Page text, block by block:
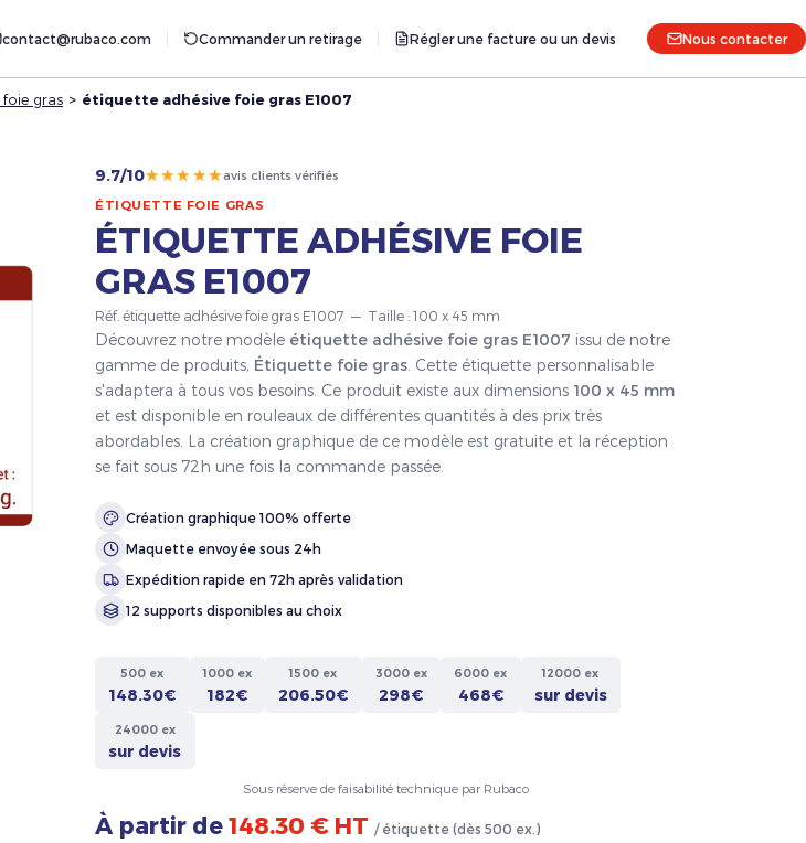
contact@rubaco.com Commander un retirage Régler une facture ou un devis Nous contacter
gras > étiquette adhésive foie gras E1007
9.7/10★★★★★avis clients vérifiés
ÉTIQUETTE FOIE GRAS
ÉTIQUETTE ADHÉSIVE FOIE
GRAS E1007
Réf. étiquette adhésive foie gras E1007 — Taille : 100 x 45 mm
Découvrez notre modèle étiquette adhésive foie gras E1007 issu de notre
gamme de produits, Étiquette foie gras . Cette étiquette personnalisable
s'adaptera à tous vos besoins. Ce produit existe aux dimensions 100 x 45 mm
et est disponible en rouleaux de différentes quantités à des prix très
abordables. La création graphique de ce modèle est gratuite et la réception
se fait sous 72h une fois la commande passée.
Création graphique 100% offerte
Maquette envoyée sous 24h
Expédition rapide en 72h après validation
12 supports disponibles au choix
500 ex
148.30€
1000 ex
182€
1500 ex
206.50€
3000 ex
298€
6000 ex
468€
12000 ex
sur devis
24000 ex
sur devis
Sous réserve de faisabilité technique par Rubaco
À partir de 148.30 € HT / étiquette (dès 500 ex.)